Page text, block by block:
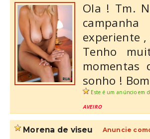
Ola ! Tm.
experiente
Tenho
sonho !
Este é um anúncio em
AVEIRO
morena de viseu Anuncie